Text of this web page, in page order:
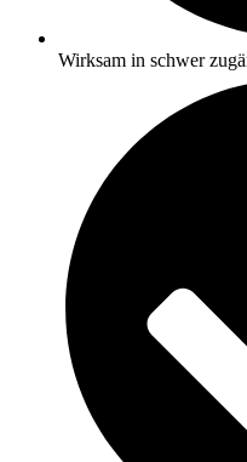
Wirksam in schwer